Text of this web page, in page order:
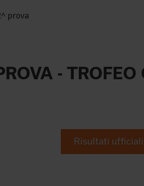
prova
-
Risultati ufficiali